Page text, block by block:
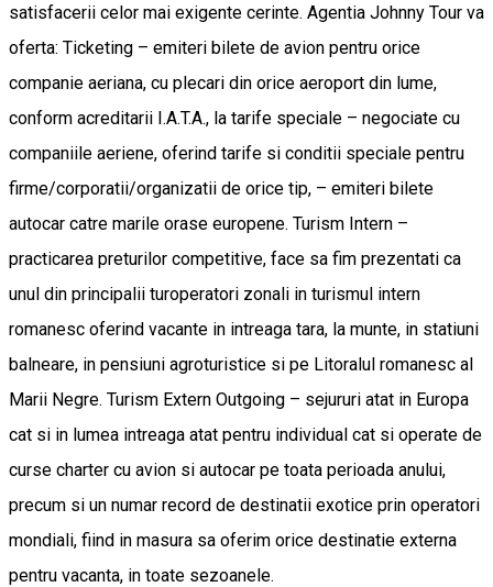
satisfacerii celor mai exigente cerinte. Agentia Johnny Tour va
oferta: Ticketing – emiteri bilete de avion pentru orice
companie aeriana, cu plecari din orice aeroport din lume,
conform acreditarii I.A.T.A., la tarife speciale – negociate cu
companiile aeriene, oferind tarife si conditii speciale pentru
firme/corporatii/organizatii de orice tip, – emiteri bilete
autocar catre marile orase europene. Turism Intern –
practicarea preturilor competitive, face sa fim prezentati ca
unul din principalii turoperatori zonali in turismul intern
romanesc oferind vacante in intreaga tara, la munte, in statiuni
balneare, in pensiuni agroturistice si pe Litoralul romanesc al
Marii Negre. Turism Extern Outgoing – sejururi atat in Europa
cat si in lumea intreaga atat pentru individual cat si operate de
curse charter cu avion si autocar pe toata perioada anului,
precum si un numar record de destinatii exotice prin operatori
mondiali, fiind in masura sa oferim orice destinatie externa
pentru vacanta, in toate sezoanele.